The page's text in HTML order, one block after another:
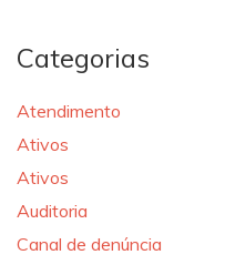
Categorias
Atendimento
Ativos
Ativos
Auditoria
Canal de denúncia